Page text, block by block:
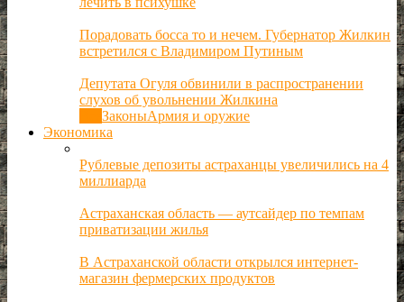
Порадовать босса то и нечем. Губернатор Жилкин
встретился с Владимиром Путиным
Депутата Огуля обвинили в распространении
слухов об увольнении Жилкина
ЗаконыАрмия и оружие
Экономика
Рублевые депозиты астраханцы увеличились на 4
миллиарда
Астраханская область — аутсайдер по темпам
приватизации жилья
В Астраханской области открылся интернет-
магазин фермерских продуктов